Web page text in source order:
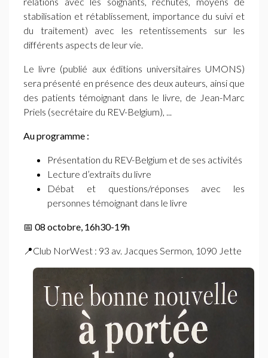
stabilisation et rétablissement, importance du suivi et
du traitement) avec les retentissements sur les
différents aspects de leur vie.
Le livre (publié aux éditions universitaires UMONS)
sera présenté en présence des deux auteurs, ainsi que
des patients témoignant dans le livre, de Jean-Marc
Priels (secrétaire du REV-Belgium), ...
Au programme :
Présentation du REV-Belgium et de ses activités
Lecture d’extraits du livre
Débat et questions/réponses avec les
personnes témoignant dans le livre
📅 08 octobre, 16h30-19h
📍Club NorWest : 93 av. Jacques Sermon, 1090 Jette